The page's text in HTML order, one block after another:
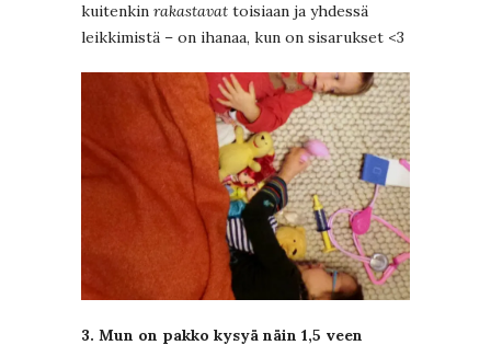
kuitenkin rakastavat toisiaan ja yhdessä
leikkimistä – on ihanaa, kun on sisarukset <3
3. Mun on pakko kysyä näin 1,5 veen